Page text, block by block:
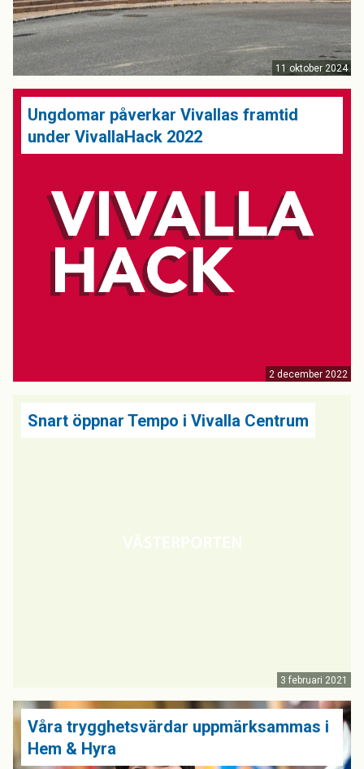
11 oktober 2024
Ungdomar påverkar Vivallas framtid
under VivallaHack 2022
2 december 2022
Snart öppnar Tempo i Vivalla Centrum
3 februari 2021
Våra trygghetsvärdar uppmärksammas i
Hem & Hyra